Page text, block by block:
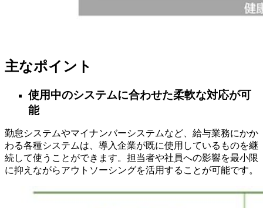
主なポイント
使用中のシステムに合わせた柔軟な対応が可
能
勤怠システムやマイナンバーシステムなど、給与業務にかか
わる各種システムは、導入企業が既に使用しているものを継
続して使うことができます。担当者や社員への影響を最小限
に抑えながらアウトソーシングを活用することが可能です。